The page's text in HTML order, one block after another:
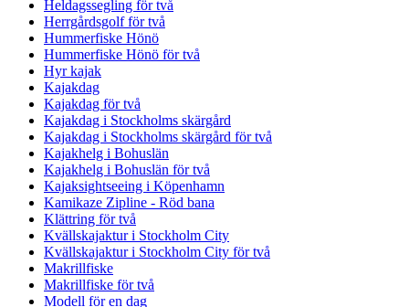
Heldagssegling för två
Herrgårdsgolf för två
Hummerfiske Hönö
Hummerfiske Hönö för två
Hyr kajak
Kajakdag
Kajakdag för två
Kajakdag i Stockholms skärgård
Kajakdag i Stockholms skärgård för två
Kajakhelg i Bohuslän
Kajakhelg i Bohuslän för två
Kajaksightseeing i Köpenhamn
Kamikaze Zipline - Röd bana
Klättring för två
Kvällskajaktur i Stockholm City
Kvällskajaktur i Stockholm City för två
Makrillfiske
Makrillfiske för två
Modell för en dag